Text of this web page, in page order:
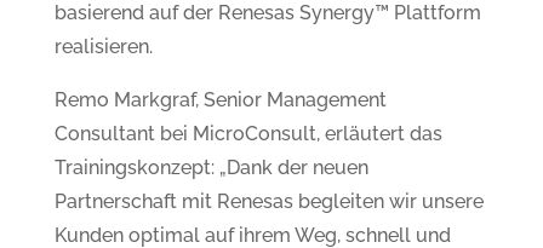
basierend auf der Renesas Synergy™ Plattform
realisieren.
Remo Markgraf, Senior Management
Consultant bei MicroConsult, erläutert das
Trainingskonzept: „Dank der neuen
Partnerschaft mit Renesas begleiten wir unsere
Kunden optimal auf ihrem Weg, schnell und